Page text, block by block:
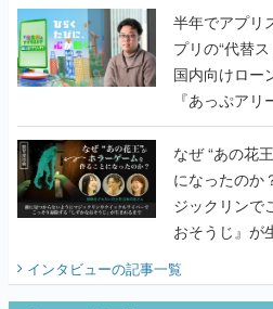
半年でアプリスト
プリの“代替
国内向けロー
『あっぷア
てみた
なぜ “あの花
になったのか？ 敵に見つからないよう
ジックリンで
おそうじ』が
インタビューの記事一覧